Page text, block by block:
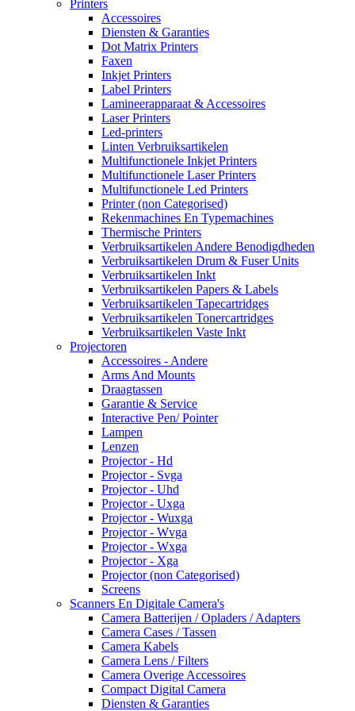
Printers
Accessoires
Diensten & Garanties
Dot Matrix Printers
Faxen
Inkjet Printers
Label Printers
Lamineerapparaat & Accessoires
Laser Printers
Led-printers
Linten Verbruiksartikelen
Multifunctionele Inkjet Printers
Multifunctionele Laser Printers
Multifunctionele Led Printers
Printer (non Categorised)
Rekenmachines En Typemachines
Thermische Printers
Verbruiksartikelen Andere Benodigdheden
Verbruiksartikelen Drum & Fuser Units
Verbruiksartikelen Inkt
Verbruiksartikelen Papers & Labels
Verbruiksartikelen Tapecartridges
Verbruiksartikelen Tonercartridges
Verbruiksartikelen Vaste Inkt
Projectoren
Accessoires - Andere
Arms And Mounts
Draagtassen
Garantie & Service
Interactive Pen/ Pointer
Lampen
Lenzen
Projector - Hd
Projector - Svga
Projector - Uhd
Projector - Uxga
Projector - Wuxga
Projector - Wvga
Projector - Wxga
Projector - Xga
Projector (non Categorised)
Screens
Scanners En Digitale Camera's
Camera Batterijen / Opladers / Adapters
Camera Cases / Tassen
Camera Kabels
Camera Lens / Filters
Camera Overige Accessoires
Compact Digital Camera
Diensten & Garanties